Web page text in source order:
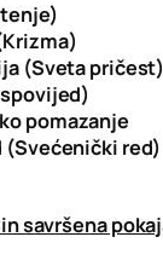
(Sveta pričest)
pomazanje
(Svećenički red)
savršena